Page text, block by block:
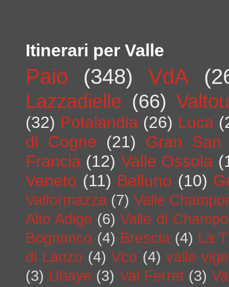
Itinerari per Valle
Paio (348) VdA
Lazzadielle (66)
(32) Potalandia (26) Luca
di Cogne
(21)
Gran San
Francia (12) Valle Ossola
Veneto (11) Belluno (10)
Valformazza (7) Valle
Alto Adige (6) Valle di
Bognanco (4) Brescia (4) La
di Lanzo (4) Vco (4) valle
(3) Ubaye (3) Val Ferret (3)